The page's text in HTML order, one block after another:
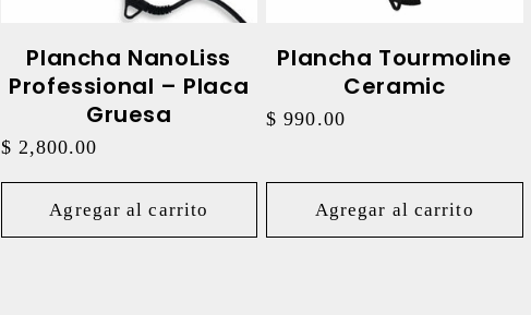
Plancha NanoLiss
Professional – Placa
Gruesa
Precio
$ 2,800.00
Agregar al carrito
Plancha Tourmoline
Ceramic
Precio
$ 990.00
Agregar al carrito